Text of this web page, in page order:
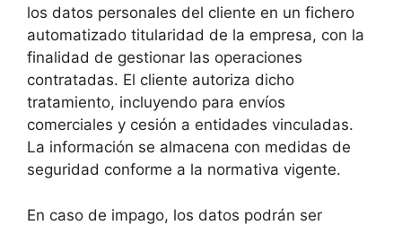
los datos personales del cliente en un fichero
automatizado titularidad de la empresa, con la
finalidad de gestionar las operaciones
contratadas. El cliente autoriza dicho
tratamiento, incluyendo para envíos
comerciales y cesión a entidades vinculadas.
La información se almacena con medidas de
seguridad conforme a la normativa vigente.
En caso de impago, los datos podrán ser